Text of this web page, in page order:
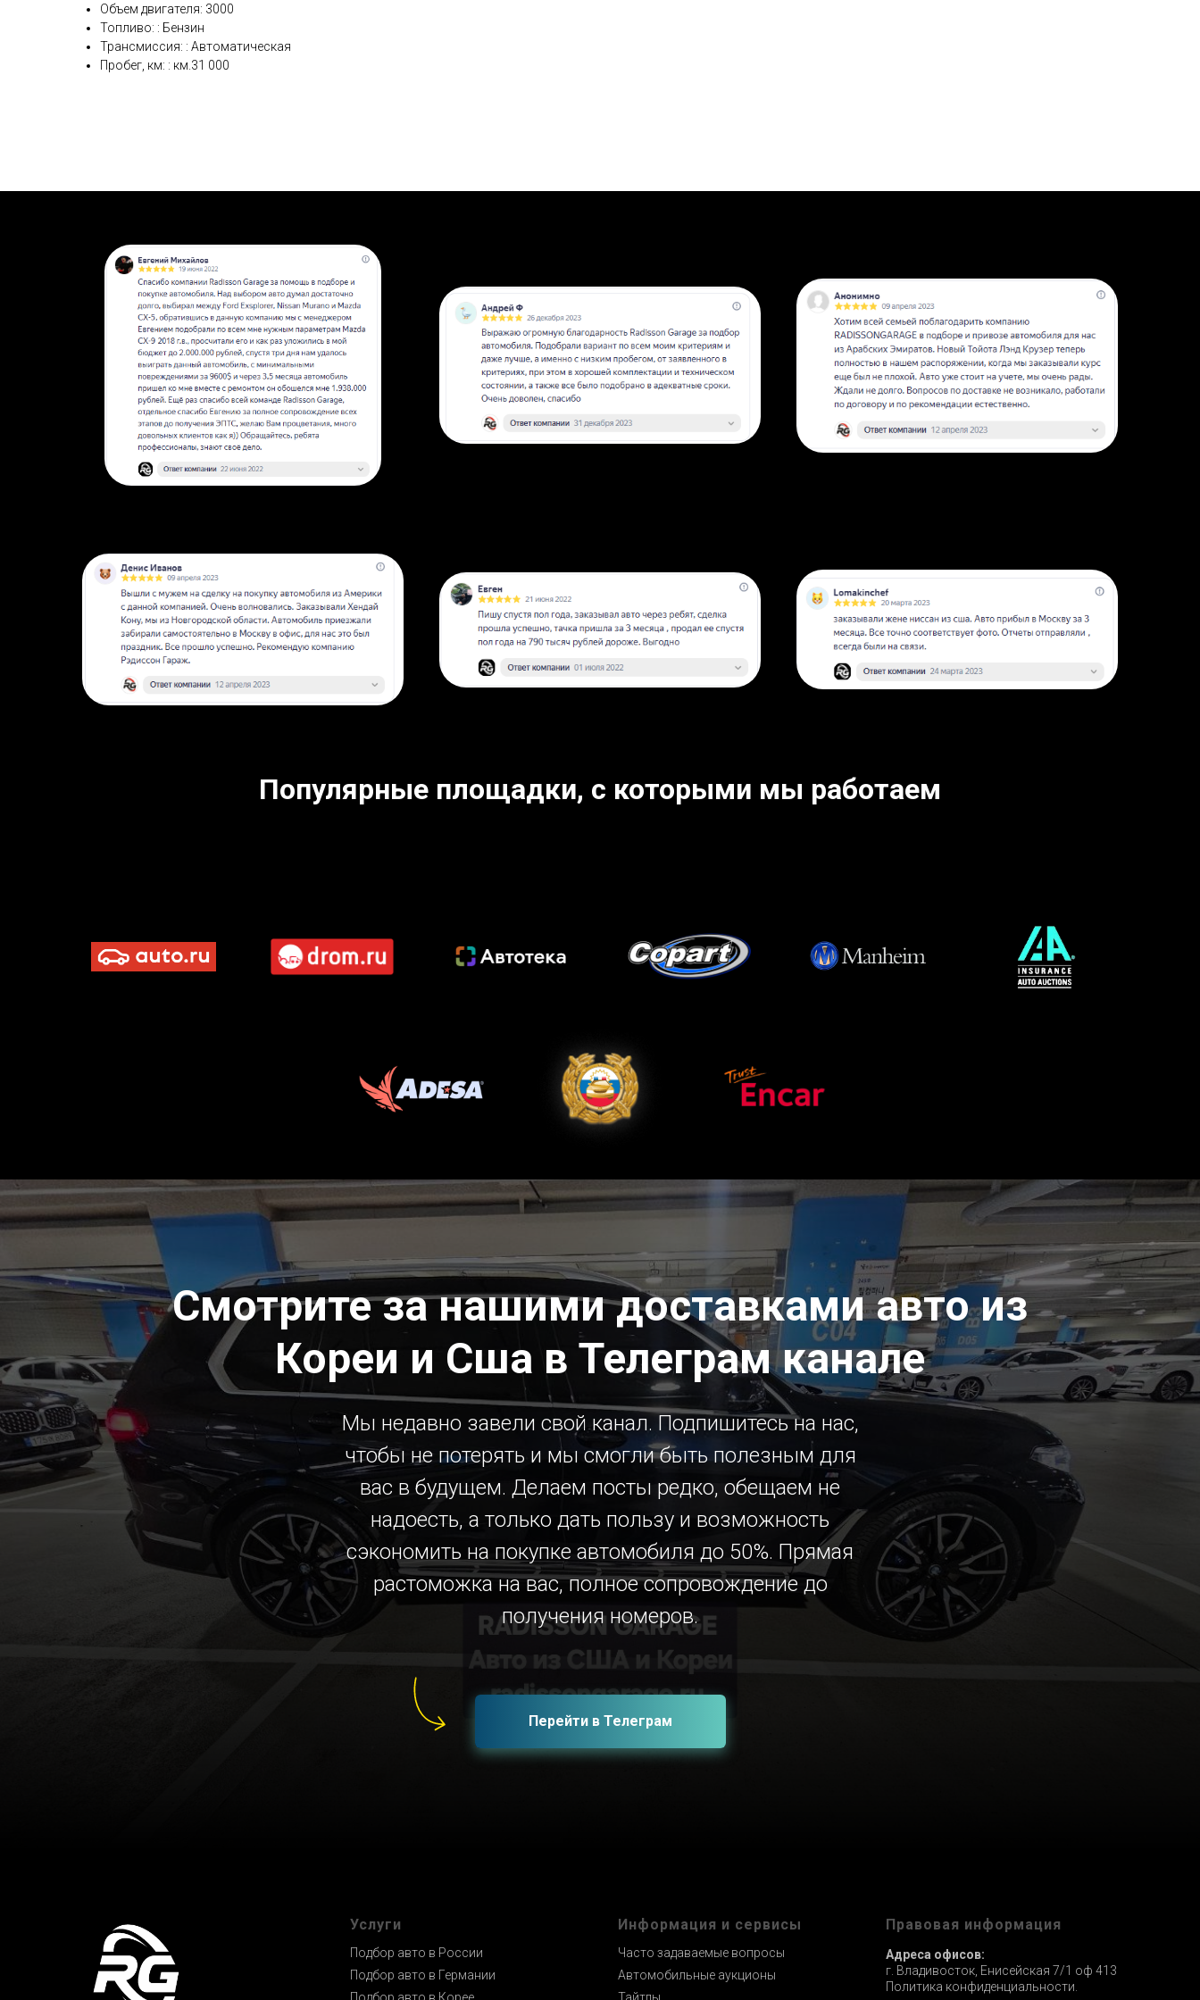
Объем двигателя: 3000
Топливо: : Бензин
Трансмиссия: : Автоматическая
Пробег, км: : км.31 000
Популярные площадки, с которыми мы работаем
Смотрите за нашими доставками авто из
Кореи и Сша в Телеграм канале
Мы недавно завели свой канал. Подпишитесь на нас,
чтобы не потерять и мы смогли быть полезным для
вас в будущем. Делаем посты редко, обещаем не
надоесть, а только дать пользу и возможность
сэкономить на покупке автомобиля до 50%. Прямая
растоможка на вас, полное сопровождение до
получения номеров.
Перейти в Телеграм
Услуги
Подбор авто в России
Подбор авто в Германии
Информация и сервисы
Часто задаваемые вопросы
Автомобильные аукционы
Правовая информация
Адреса офисов:
г. Владивосток, Енисейская 7/1 оф 413
Политика конфиденциальности.